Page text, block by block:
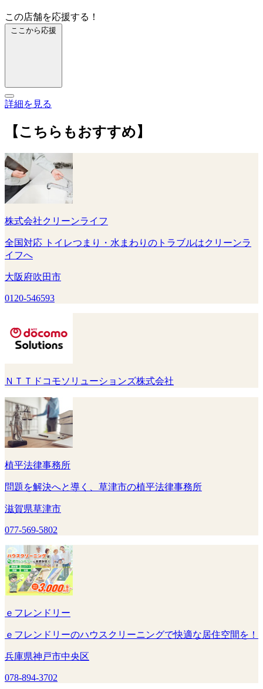
この店舗を応援する！
ここから応援
詳細を見る
【こちらもおすすめ】
株式会社クリーンライフ
全国対応 トイレつまり・水まわりのトラブルはクリーンラ
イフへ
大阪府吹田市
0120-546593
ＮＴＴドコモソリューションズ株式会社
植平法律事務所
問題を解決へと導く、草津市の植平法律事務所
滋賀県草津市
077-569-5802
ｅフレンドリー
ｅフレンドリーのハウスクリーニングで快適な居住空間を！
兵庫県神戸市中央区
078-894-3702